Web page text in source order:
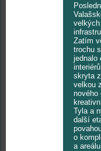
Zatím
trochu
jednalo
skryta
velkou
nového
Tyla a
další
o
a